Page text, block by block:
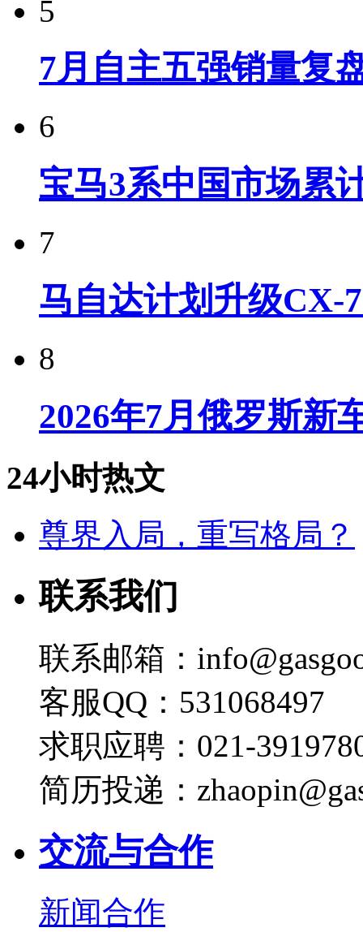
5
7月自主五强销量复
6
宝马3系中国市场累
7
马自达计划升级CX-
8
2026年7月俄罗斯新
24小时热文
尊界入局，重写格局？
联系我们
联系邮箱：
客服QQ：531068497
求职应聘：021-
简历投递：
交流与合作
新闻合作